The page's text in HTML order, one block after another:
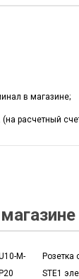
в магазине;
расчетный
M-
Розетка
STE1